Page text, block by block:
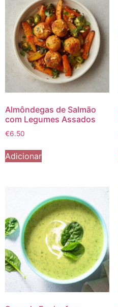
Almôndegas de Salmão
com Legumes Assados
€6.50
Adicionar